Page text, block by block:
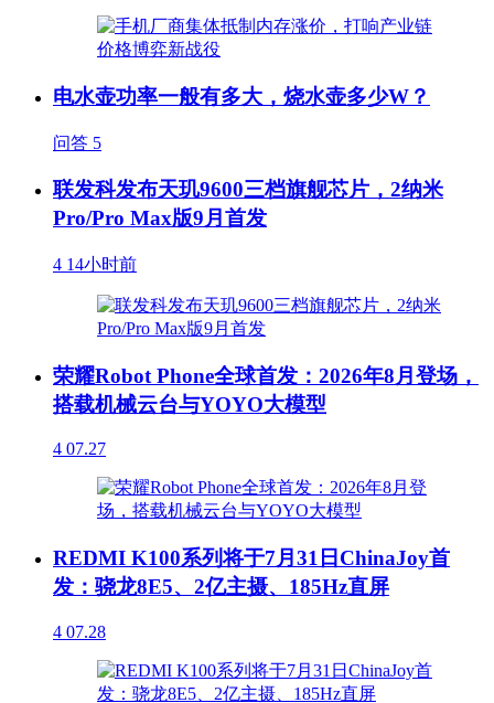
电水壶功率一般有多大，烧水壶多少W？
问答 5
联发科发布天玑9600三档旗舰芯片，2纳米
Pro/Pro Max版9月首发
4 14小时前
荣耀Robot Phone全球首发：2026年8月登场，
搭载机械云台与YOYO大模型
4 07.27
REDMI K100系列将于7月31日ChinaJoy首
发：骁龙8E5、2亿主摄、185Hz直屏
4 07.28